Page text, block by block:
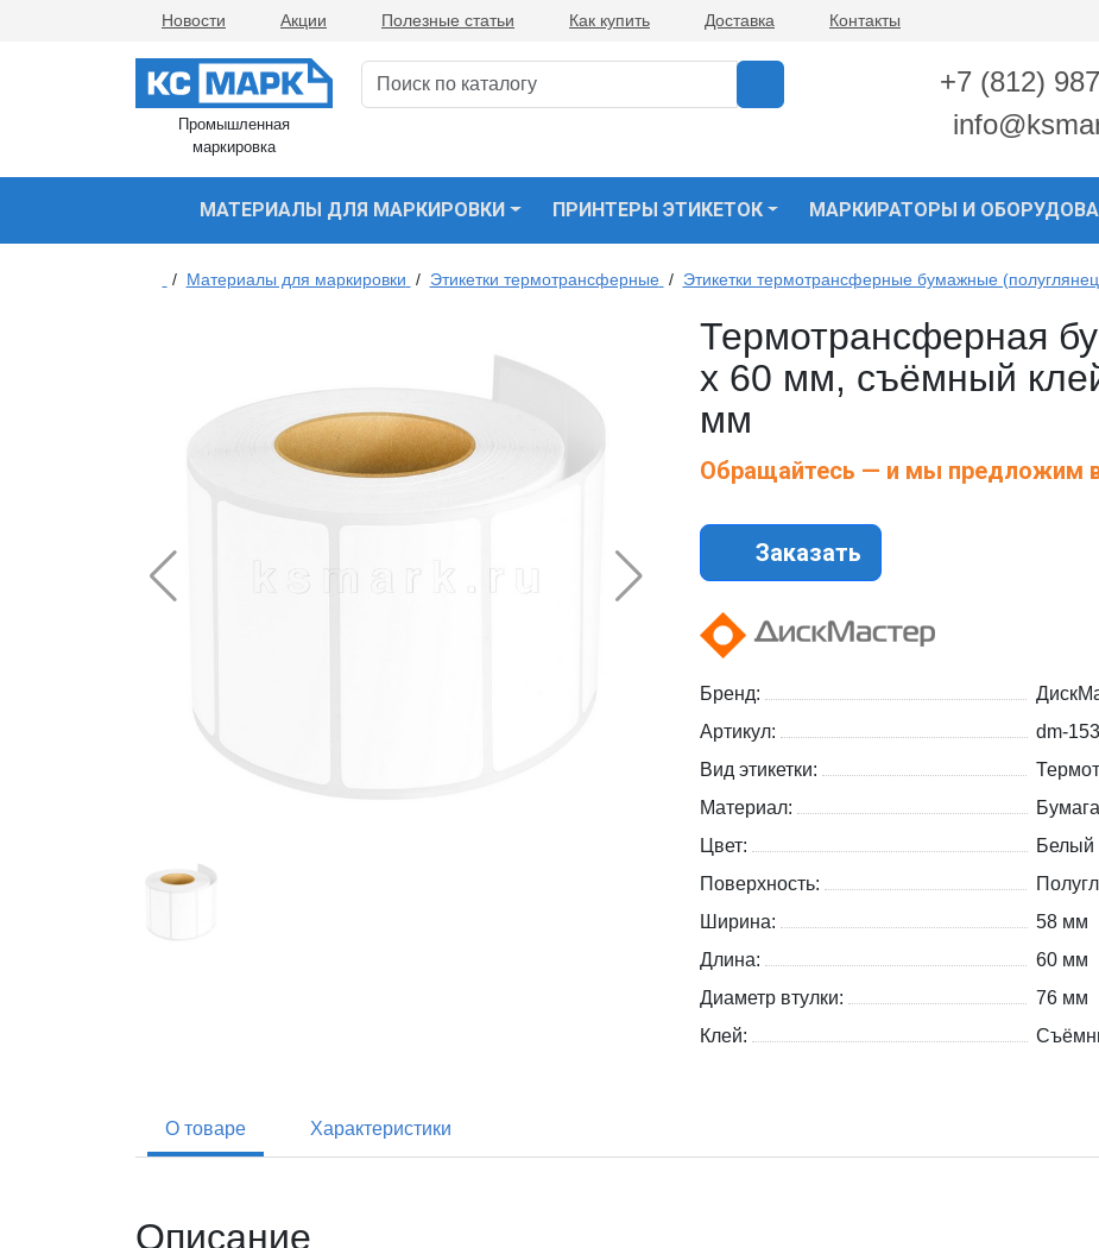
Новости Акции Полезные статьи Как купить Доставка Контакты
Промышленная
маркировка
+7 (812)
МАТЕРИАЛЫ ДЛЯ МАРКИРОВКИ ПРИНТЕРЫ ЭТИКЕТОК МАРКИРАТОРЫ И
/ Материалы для маркировки / Этикетки термотрансферные / Этикетки термотрансферные бумажные
Термотрансферная
х 60 мм, съёмный
мм
Обращайтесь — и мы предложим
Заказать
Бренд:
Артикул:
dm-
Вид этикетки:
Материал:
Бумага
Цвет:
Белый
Поверхность:
Ширина:
58 мм
Длина:
60 мм
Диаметр втулки:
76 мм
Клей:
О товаре Характеристики
Описание